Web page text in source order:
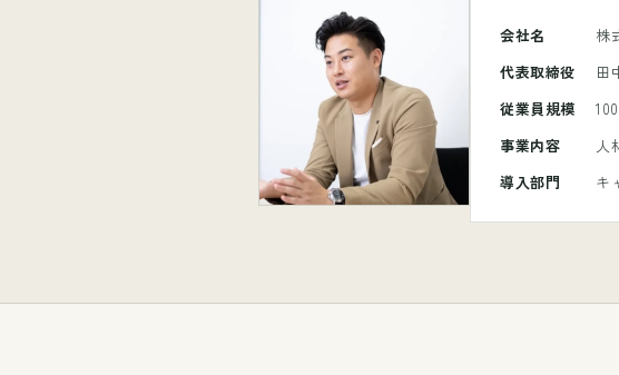
会社名
株
代表取締役
田
従業員規模
事業内容
人
導入部門
キ